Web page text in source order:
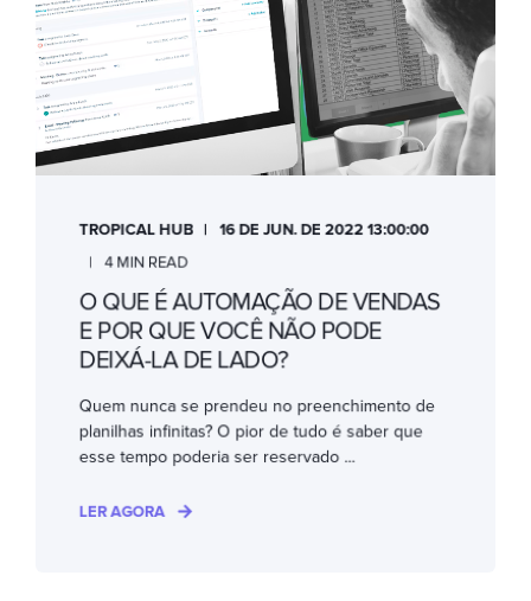
TROPICAL HUB
16 DE JUN. DE 2022 13:00:00
4 MIN READ
O QUE É AUTOMAÇÃO DE VENDAS
E POR QUE VOCÊ NÃO PODE
DEIXÁ-LA DE LADO?
Quem nunca se prendeu no preenchimento de
planilhas infinitas? O pior de tudo é saber que
esse tempo poderia ser reservado ...
LER AGORA